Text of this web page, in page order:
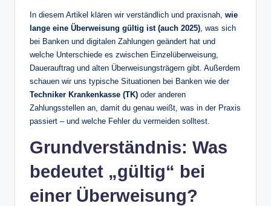
In diesem Artikel klären wir verständlich und praxisnah, wie
lange eine Überweisung gültig ist (auch 2025) , was sich
bei Banken und digitalen Zahlungen geändert hat und
welche Unterschiede es zwischen Einzelüberweisung,
Dauerauftrag und alten Überweisungsträgern gibt. Außerdem
schauen wir uns typische Situationen bei Banken wie der
Techniker Krankenkasse (TK) oder anderen
Zahlungsstellen an, damit du genau weißt, was in der Praxis
passiert – und welche Fehler du vermeiden solltest.
Grundverständnis: Was
bedeutet „gültig“ bei
einer Überweisung?